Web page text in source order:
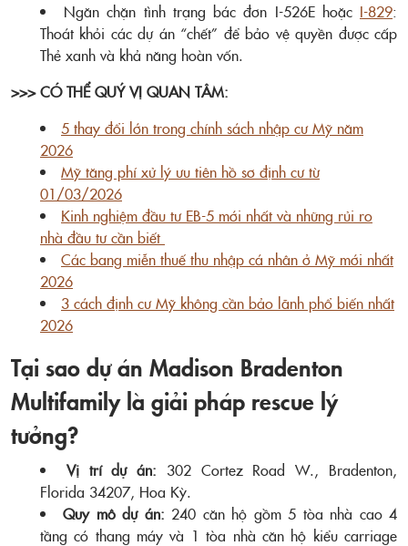
Ngăn chặn tình trạng bác đơn I-526E hoặc I-829:
Thoát khỏi các dự án “chết” để bảo vệ quyền được cấp
Thẻ xanh và khả năng hoàn vốn.
>>> CÓ THỂ QUÝ VỊ QUAN TÂM:
5 thay đổi lớn trong chính sách nhập cư Mỹ năm
2026
Mỹ tăng phí xử lý ưu tiên hồ sơ định cư từ
01/03/2026
Kinh nghiệm đầu tư EB-5 mới nhất và những rủi ro
nhà đầu tư cần biết
Các bang miễn thuế thu nhập cá nhân ở Mỹ mới nhất
2026
3 cách định cư Mỹ không cần bảo lãnh phổ biến nhất
2026
Tại sao dự án Madison Bradenton
Multifamily là giải pháp rescue lý
tưởng?
Vị trí dự án: 302 Cortez Road W., Bradenton,
Florida 34207, Hoa Kỳ.
Quy mô dự án: 240 căn hộ gồm 5 tòa nhà cao 4
tầng có thang máy và 1 tòa nhà căn hộ kiểu carriage